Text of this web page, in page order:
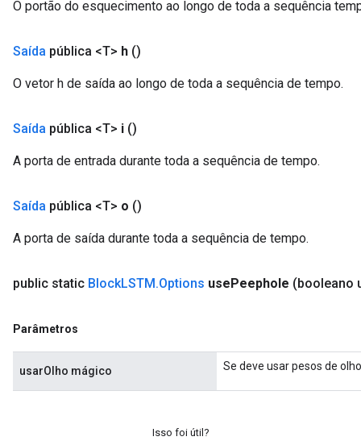
O portão do esquecimento ao longo de toda a sequência
Saída pública <T> h ()
O vetor h de saída ao longo de toda a sequência de tempo.
Saída pública <T> i ()
A porta de entrada durante toda a sequência de tempo.
Saída pública <T> o ()
A porta de saída durante toda a sequência de tempo.
public static BlockLSTM.Options usePeephole (booleano
Parâmetros
usarOlho mágico Se deve usar pesos de
Isso foi útil?